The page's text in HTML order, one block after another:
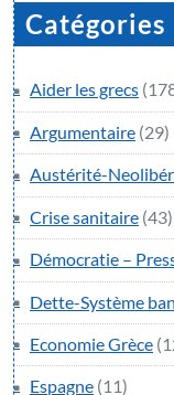
Catégories
Aider les grecs
Argumentaire (29)
Austérité-
Crise sanitaire (43)
Démocratie –
Dette-Système
Economie Grèce
Espagne (11)